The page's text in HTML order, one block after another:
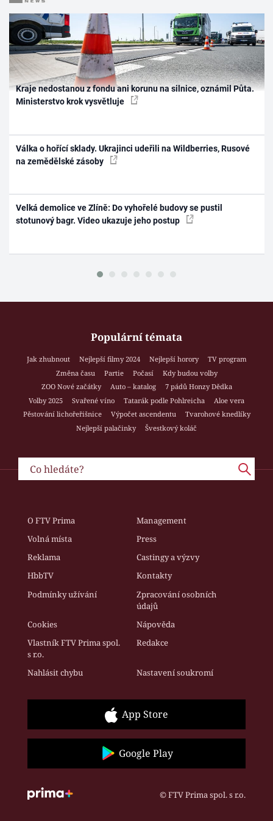
Kraje nedostanou z fondu ani korunu na silnice, oznámil Půta.
Ministerstvo krok vysvětluje
Válka o hořící sklady. Ukrajinci udeřili na Wildberries, Rusové
na zemědělské zásoby
Velká demolice ve Zlíně: Do vyhořelé budovy se pustil
stotunový bagr. Video ukazuje jeho postup
Populární témata
Jak zhubnout Nejlepší filmy 2024 Nejlepší horory
TV program
Změna času
Partie Počasí
Kdy budou volby
ZOO Nové začátky
Auto – katalog
7 pádů Honzy Dědka
Volby 2025
Svařené víno Tatarák podle Pohlreicha
Aloe vera
Pěstování lichořeřišnice
Výpočet ascendentu
Tvarohové knedlíky
Nejlepší palačinky
Švestkový koláč
O FTV Prima
Management
Volná místa
Press
Reklama
Castingy a výzvy
HbbTV
Kontakty
Podmínky užívání
Zpracování osobních
údajů
Cookies
Nápověda
Vlastník FTV Prima spol.
s r.o.
Redakce
Nahlásit chybu Nastavení soukromí
App Store
Google Play
© FTV Prima spol. s r.o.